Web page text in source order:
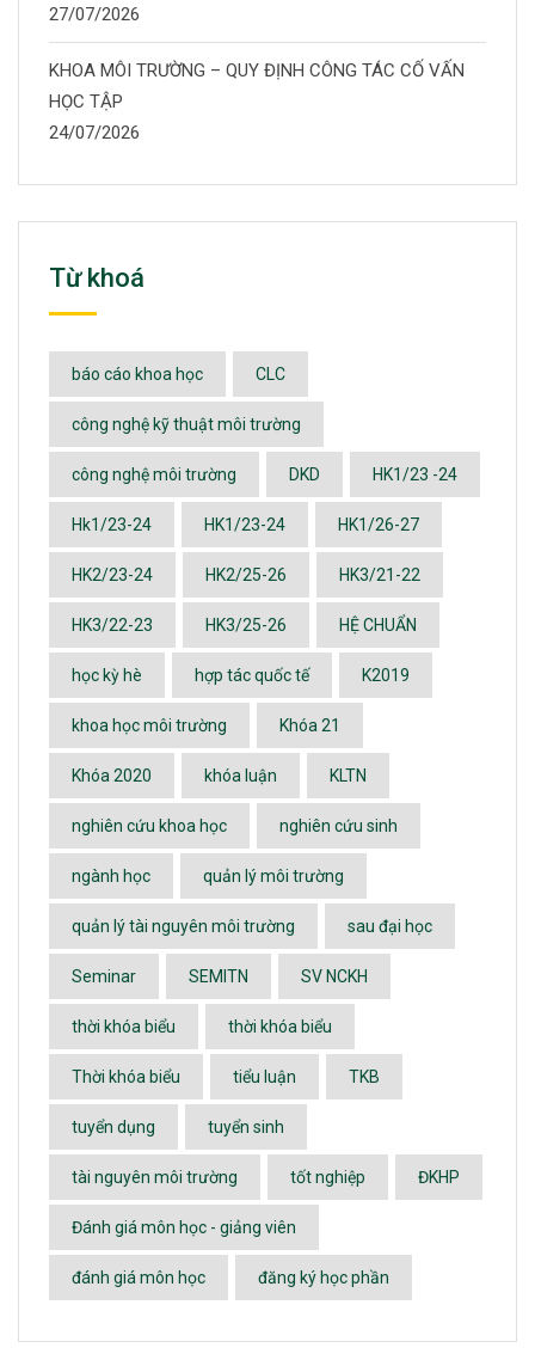
27/07/2026
KHOA MÔI TRƯỜNG – QUY ĐỊNH CÔNG TÁC CỐ VẤN
HỌC TẬP
24/07/2026
Từ khoá
báo cáo khoa học CLC
công nghệ kỹ thuật môi trường
công nghệ môi trường DKD HK1/23 -24
Hk1/23-24 HK1/23-24 HK1/26-27
HK2/23-24 HK2/25-26 HK3/21-22
HK3/22-23 HK3/25-26 HỆ CHUẨN
học kỳ hè hợp tác quốc tế K2019
khoa học môi trường Khóa 21
Khóa 2020 khóa luận KLTN
nghiên cứu khoa học nghiên cứu sinh
ngành học quản lý môi trường
quản lý tài nguyên môi trường sau đại học
Seminar SEMITN SV NCKH
thời khóa biểu thời khóa biểu
Thời khóa biểu tiểu luận TKB
tuyển dụng tuyển sinh
tài nguyên môi trường tốt nghiệp ĐKHP
Đánh giá môn học - giảng viên
đánh giá môn học đăng ký học phần